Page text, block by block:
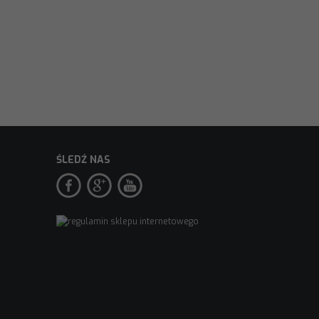
ŚLEDŹ NAS